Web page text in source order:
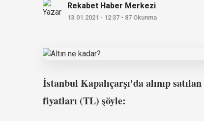
Rekabet Haber Merkezi
13.01.2021 - 12:37 • 87 Okunma
İstanbul Kapalıçarşı'da alınıp
fiyatları (TL) şöyle: